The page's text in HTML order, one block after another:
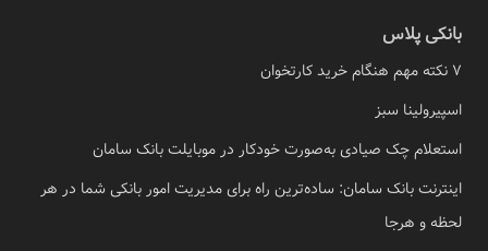
بانکی پلاس
7 نکته مهم هنگام خرید کارتخوان
اسپیرولینا سبز
استعلام چک صیادی به‌صورت خودکار در موبایلت بانک سامان
اینترنت بانک سامان: ساده‌ترین راه برای مدیریت امور بانکی شما در هر
لحظه و هرجا